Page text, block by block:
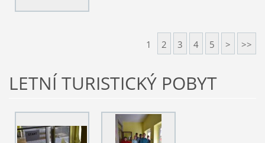
1 2 3 4 5 > >>
LETNÍ TURISTICKÝ POBYT